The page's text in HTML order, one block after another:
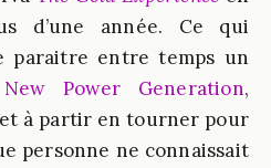
d’une année. Ce qui
paraitre entre temps un
New Power Generation,
et à partir en tourner pour
personne ne connaissait